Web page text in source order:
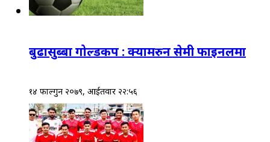
बुढासुब्बा गोल्डकप : क्यामरुन सेमी फाइनलमा
१४ फाल्गुन २०७९, आईतवार २२:५६